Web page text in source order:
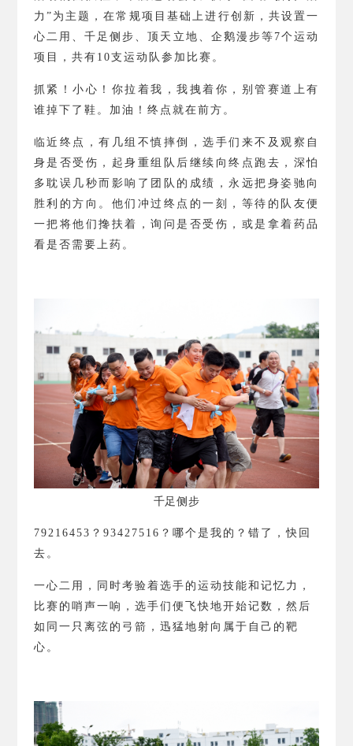
力”为主题，在常规项目基础上进行创新，共设置一
心二用、千足侧步、顶天立地、企鹅漫步等 7个运动
项目，共有 10支运动队参加比赛。
抓紧！小心！你拉着我，我拽着你，别管赛道上有
谁掉下了鞋。加油！终点就在前方。
临近终点，有几组不慎摔倒，选手们来不及观察自
身是否受伤，起身重组队后继续向终点跑去，深怕
多耽误几秒而影响了团队的成绩，永远把身姿驰向
胜利的方向。他们冲过终点的一刻，等待的队友便
一把将他们搀扶着，询问是否受伤，或是拿着药品
看是否需要上药。
千足侧步
79216453 ？ 93427516 ？ 哪个是我的？错了，快回
去。
一心二用，同时考验着选手的运动技能和记忆力，
比赛的哨声一响，选手们便飞快地开始记数，然后
如同一只离弦的弓箭，迅猛地射向属于自己的靶
心。